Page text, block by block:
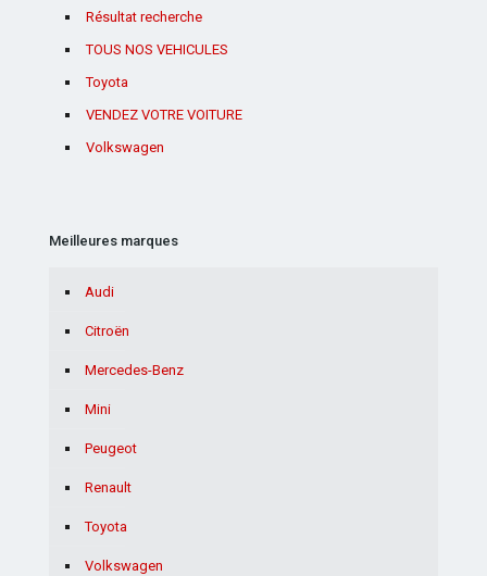
Résultat recherche
TOUS NOS VEHICULES
Toyota
VENDEZ VOTRE VOITURE
Volkswagen
Meilleures marques
Audi
Citroën
Mercedes-Benz
Mini
Peugeot
Renault
Toyota
Volkswagen